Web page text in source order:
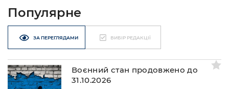
Популярне
ЗА ПЕРЕГЛЯДАМИ ВИБІР РЕДАКЦІЇ
Воєнний стан продовжено до
31.10.2026